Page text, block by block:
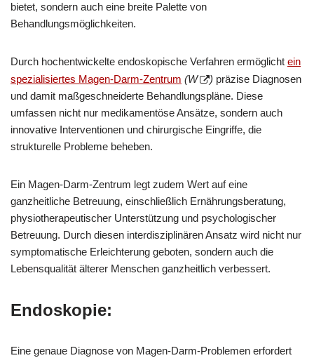
bietet, sondern auch eine breite Palette von
Behandlungsmöglichkeiten.
Durch hochentwickelte endoskopische Verfahren ermöglicht ein
spezialisiertes Magen-Darm-Zentrum (W ) präzise Diagnosen
und damit maßgeschneiderte Behandlungspläne. Diese
umfassen nicht nur medikamentöse Ansätze, sondern auch
innovative Interventionen und chirurgische Eingriffe, die
strukturelle Probleme beheben.
Ein Magen-Darm-Zentrum legt zudem Wert auf eine
ganzheitliche Betreuung, einschließlich Ernährungsberatung,
physiotherapeutischer Unterstützung und psychologischer
Betreuung. Durch diesen interdisziplinären Ansatz wird nicht nur
symptomatische Erleichterung geboten, sondern auch die
Lebensqualität älterer Menschen ganzheitlich verbessert.
Endoskopie:
Eine genaue Diagnose von Magen-Darm-Problemen erfordert